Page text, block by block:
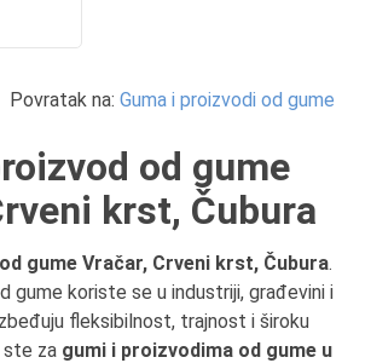
Povratak na: Guma i proizvodi od gume
od gume
krst, Čubura
gume Vračar, Crveni krst, Čubura.
gume koriste se u industriji, građevini i
fleksibilnost, trajnost i široku
ste za gumi i proizvodima od gume u